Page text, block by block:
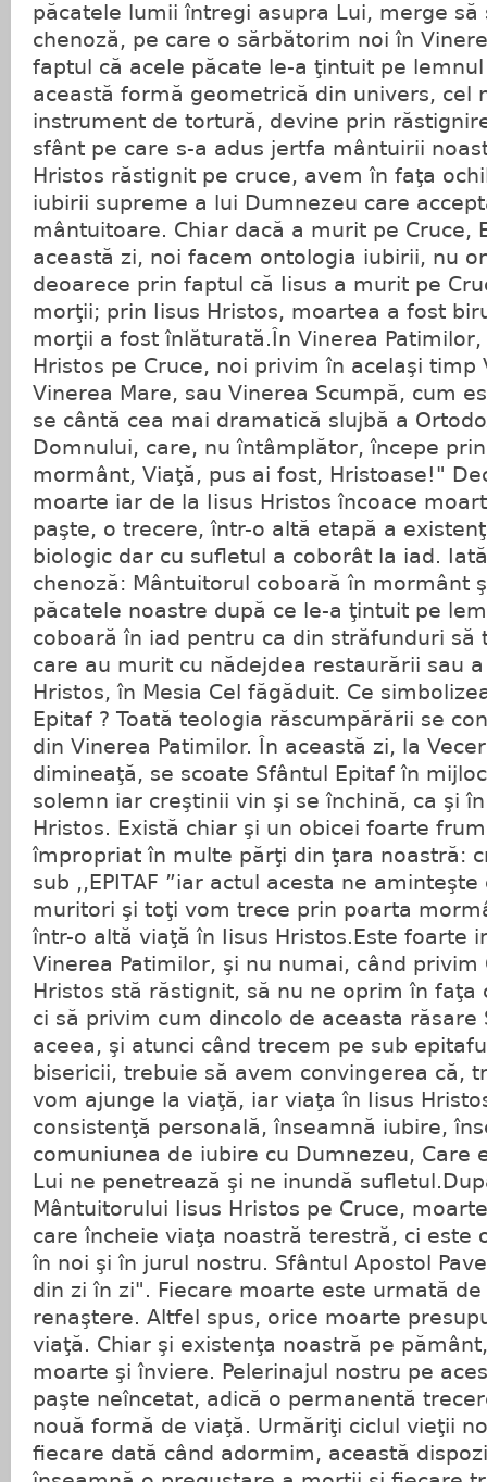
păcatele lumii întregi asupra Lui, merge
chenoză, pe care o sărbătorim noi în
faptul că acele păcate le-a ţintuit pe lemnul
această formă geometrică din univers, cel
instrument de tortură, devine prin
sfânt pe care s-a adus jertfa mântuirii
Hristos răstignit pe cruce, avem în faţa
iubirii supreme a lui Dumnezeu care
mântuitoare. Chiar dacă a murit pe Cruce,
această zi, noi facem ontologia iubirii, nu
deoarece prin faptul că Iisus a murit pe
morţii; prin Iisus Hristos, moartea a fost
morţii a fost înlăturată.În Vinerea
Hristos pe Cruce, noi privim în acelaşi timp
Vinerea Mare, sau Vinerea Scumpă, cum
se cântă cea mai dramatică slujbă a
Domnului, care, nu întâmplător, începe
mormânt, Viaţă, pus ai fost, Hristoase!"
moarte iar de la Iisus Hristos încoace
paşte, o trecere, într-o altă etapă a
biologic dar cu sufletul a coborât la iad.
chenoză: Mântuitorul coboară în mormânt
păcatele noastre după ce le-a ţintuit pe
coboară în iad pentru ca din străfunduri să
care au murit cu nădejdea restaurării sau
Hristos, în Mesia Cel făgăduit. Ce
Epitaf ? Toată teologia răscumpărării se
din Vinerea Patimilor. În această zi, la
dimineaţă, se scoate Sfântul Epitaf în
solemn iar creştinii vin şi se închină, ca şi
Hristos. Există chiar şi un obicei foarte
împropriat în multe părţi din ţara noastră:
sub ,,EPITAF ”iar actul acesta ne
muritori şi toţi vom trece prin poarta
într-o altă viaţă în Iisus Hristos.Este foarte
Vinerea Patimilor, şi nu numai, când privim
Hristos stă răstignit, să nu ne oprim în
ci să privim cum dincolo de aceasta răsare
aceea, şi atunci când trecem pe sub
bisericii, trebuie să avem convingerea că,
vom ajunge la viaţă, iar viaţa în Iisus
consistenţă personală, înseamnă iubire,
comuniunea de iubire cu Dumnezeu, Care
Lui ne penetrează şi ne inundă
Mântuitorului Iisus Hristos pe Cruce,
care încheie viaţa noastră terestră, ci este
în noi şi în jurul nostru. Sfântul Apostol
din zi în zi". Fiecare moarte este urmată
renaştere. Altfel spus, orice moarte
viaţă. Chiar şi existenţa noastră pe
moarte şi înviere. Pelerinajul nostru pe
paşte neîncetat, adică o permanentă
nouă formă de viaţă. Urmăriţi ciclul vieţii
fiecare dată când adormim, această